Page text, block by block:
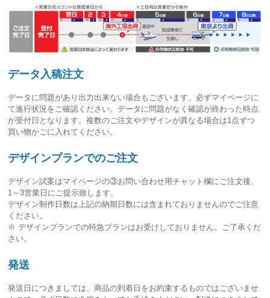
データ入稿注文
データに問題があり出力出来ない場合もございます。必ずマイページに
て進行状況をご確認ください。データに問題がなく確認が終わった時点
が受付日 となります。複数のご注文やデザインが異なる場合は1点ずつ
買い物かごに入れてください。
デザインプランでのご注文
デザイン試案はマイページの③お問い合わせ用チャット欄にご注文後、
1～3営業日 にご提示致します。
デザイン制作日数は上記の納期日数には含まれておりませんのでご注意
ください。
※ デザインプランでの特急プランはお受けしておりません。ご了承くだ
さい。
発送
発送日につきましては、商品の到着日をお約束するものではございませ